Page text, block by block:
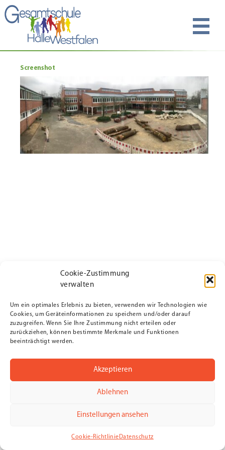
Cookie-Zustimmung
verwalten
Um ein optimales Erlebnis zu bieten, verwenden wir Technologien wie
Cookies, um Geräteinformationen zu speichern und/oder darauf
zuzugreifen. Wenn Sie Ihre Zustimmung nicht erteilen oder
zurückziehen, können bestimmte Merkmale und Funktionen
beeinträchtigt werden.
Akzeptieren
Ablehnen
Einstellungen ansehen
Cookie-Richtlinie Datenschutz
Screenshot